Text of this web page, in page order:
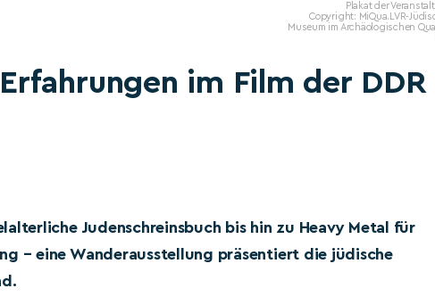
Plakat der
Copyright: MiQua.LVR-
Museum im Archäologischen
im Film der DDR
Judenschreinsbuch bis hin zu Heavy Metal für
– eine Wanderausstellung präsentiert die jüdische